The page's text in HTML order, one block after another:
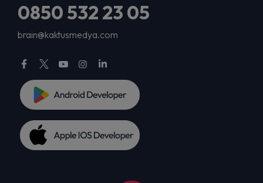
0850 532 23 05
brain@kaktusmedya.com